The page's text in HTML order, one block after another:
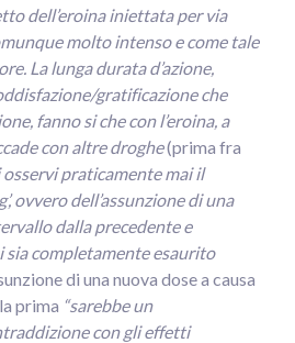
dell’eroina iniettata per via
molto intenso e come tale
La lunga durata d’azione,
gratificazione che
fanno si che con l’eroina, a
con altre droghe(prima fra
osservi praticamente mai il
ovvero dell’assunzione di una
dalla precedente e
sia completamente esaurito
di una nuova dose a causa
prima “sarebbe un
con gli effetti